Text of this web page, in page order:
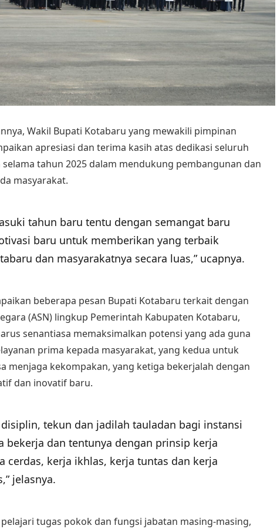
Wakil Bupati Kotabaru yang mewakili pimpinan
apresiasi dan terima kasih atas dedikasi seluruh
selama tahun 2025 dalam mendukung pembangunan dan
masyarakat.
tahun baru tentu dengan semangat baru
baru untuk memberikan yang terbaik
dan masyarakatnya secara luas,” ucapnya.
beberapa pesan Bupati Kotabaru terkait dengan
(ASN) lingkup Pemerintah Kabupaten Kotabaru,
senantiasa memaksimalkan potensi yang ada guna
prima kepada masyarakat, yang kedua untuk
menjaga kekompakan, yang ketiga bekerjalah dengan
dan inovatif baru.
disiplin, tekun dan jadilah tauladan bagi instansi
bekerja dan tentunya dengan prinsip kerja
cerdas, kerja ikhlas, kerja tuntas dan kerja
jelasnya.
tugas pokok dan fungsi jabatan masing-masing,